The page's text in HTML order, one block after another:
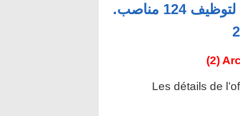
وزارة الأوقاف والشؤون الإسلامية : مباريات لتوظيف 124 مناصب.
(2)
Les détails de